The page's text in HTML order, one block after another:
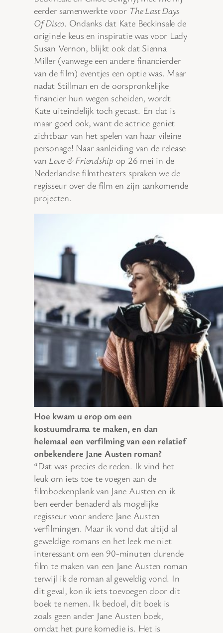
eerder samenwerkte voor The Last Days
Of Disco. Ondanks dat Kate Beckinsale de
originele keus en inspiratie was voor Lady
Susan Vernon, blijkt ook dat Sienna
Miller (vanwege een andere financierder
van de film) eventjes een optie was. Maar
nadat Stillman en de oorspronkelijke
financier hun wegen scheiden, wordt
Kate uiteindelijk toch gecast. En dat is
maar goed ook, want de actrice geniet
zichtbaar van het spelen van haar vileine
personage! Naar aanleiding van de release
van Love & Friendship op 26 mei in de
Nederlandse filmtheaters spraken we de
regisseur over de film en zijn aankomende
projecten.
Hoe kwam u erop om een
kostuumdrama te maken, en dan
helemaal een verfilming van een relatief
onbekendere Jane Austen roman?
“Dat was precies de reden. Ik vind het
leuk om iets toe te voegen aan de
filmboekenplank van Jane Austen en ik
ben eerder benaderd als mogelijke
regisseur voor andere Jane Austen
verfilmingen. Maar ik vond dat altijd al
geweldige romans en het leek me niet
interessant om een 90-minuten durende
film te maken van een Jane Austen roman
terwijl ik de roman al geweldig vond. In
dit geval, kon ik iets toevoegen door dit
boek te nemen. Ik bedoel, dit boek is
zoals geen ander Jane Austen boek,
omdat het pure komedie is. Het is